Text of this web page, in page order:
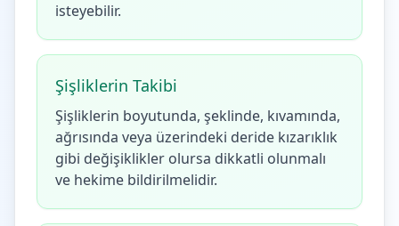
isteyebilir.
Şişliklerin Takibi
Şişliklerin boyutunda, şeklinde, kıvamında,
ağrısında veya üzerindeki deride kızarıklık
gibi değişiklikler olursa dikkatli olunmalı
ve hekime bildirilmelidir.